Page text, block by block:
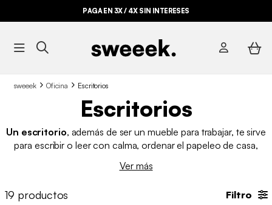
PAGA EN 3X / 4X SIN INTERESES
sweeek Oficina Escritorios
Escritorios
Un escritorio, además de ser un mueble para trabajar, te sirve
para escribir o leer con calma, ordenar el papeleo de casa,
sentarte sin agobios. Por eso, en sweeek
materiales y estilos, para que encuentres el que mejor encaja
Ver más
19 productos Filtro